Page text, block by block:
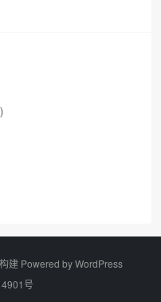
建 Powered byWordPress
号